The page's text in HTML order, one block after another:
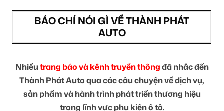
BÁO CHÍ NÓI GÌ VỀ THÀNH PHÁT
AUTO
Nhiềutrang báo và kênh truyền thôngđã nhắc đến
Thành Phát Auto qua các câu chuyện về dịch vụ,
sản phẩm và hành trình phát triển thương hiệu
trong lĩnh vực phụ kiện ô tô.